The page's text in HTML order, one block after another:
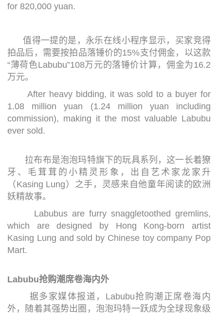
for 820,000 yuan.
值得一提的是，永乐在线小程序显示，买家竞得
拍品后，需要按拍品落锤价的15%支付佣金，以这款
“薄荷色Labubu”108万元的落锤价计算，佣金为16.2
万元。
After heavy bidding, it was sold to a buyer for
1.08 million yuan (1.24 million yuan including
commission), making it the most valuable Labubu
ever sold.
拉布布是泡泡玛特旗下的玩具系列，这一长着獠
牙、毛茸茸的小精灵形象，出自艺术家龙家升
（Kasing Lung）之手，灵感来自他童年阅读的欧洲
妖精故事。
Labubus are furry snaggletoothed gremlins,
which are designed by Hong Kong-born artist
Kasing Lung and sold by Chinese toy company Pop
Mart.
Labubu抢购潮席卷海内外
据多家媒体报道，Labubu抢购潮正席卷海内
外，随着其强势出圈，泡泡玛特一跃成为全球现象级